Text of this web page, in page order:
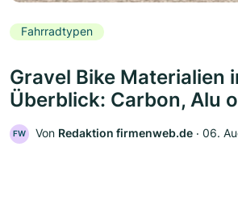
Fahrradtypen
Gravel Bike Materialien
Überblick: Carbon, Alu
FW Von Redaktion firmenweb.de ‧ 06.